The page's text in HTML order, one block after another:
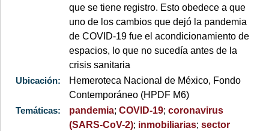
que se tiene registro. Esto obedece a que
uno de los cambios que dejó la pandemia
de COVID-19 fue el acondicionamiento de
espacios, lo que no sucedía antes de la
crisis sanitaria
Ubicación:
Hemeroteca Nacional de México, Fondo
Contemporáneo (HPDF M6)
Temáticas:
pandemia;COVID-19;coronavirus
(SARS-CoV-2); inmobiliarias;sector